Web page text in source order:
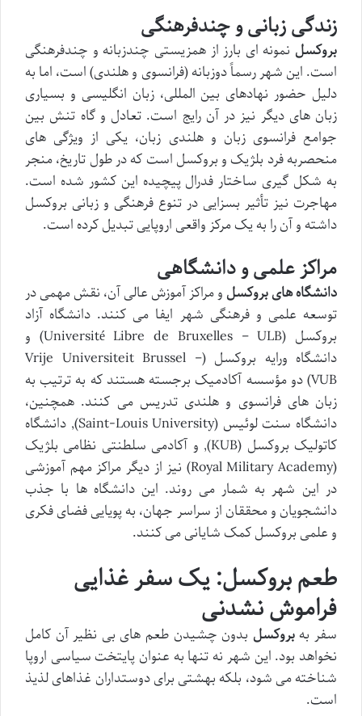
زندگی زبانی و چندفرهنگی
بروکسل نمونه ای بارز از همزیستی چندزبانه و چندفرهنگی
است. این شهر رسماً دوزبانه (فرانسوی و هلندی) است، اما به
دلیل حضور نهادهای بین المللی، زبان انگلیسی و بسیاری
زبان های دیگر نیز در آن رایج است. تعادل و گاه تنش بین
جوامع فرانسوی زبان و هلندی زبان، یکی از ویژگی های
منحصربه فرد بلژیک و بروکسل است که در طول تاریخ، منجر
به شکل گیری ساختار فدرال پیچیده این کشور شده است.
مهاجرت نیز تأثیر بسزایی در تنوع فرهنگی و زبانی بروکسل
داشته و آن را به یک مرکز واقعی اروپایی تبدیل کرده است.
مراکز علمی و دانشگاهی
دانشگاه های بروکسل و مراکز آموزش عالی آن، نقش مهمی در
توسعه علمی و فرهنگی شهر ایفا می کنند. دانشگاه آزاد
بروکسل (Université Libre de Bruxelles – ULB) و
دانشگاه ورایه بروکسل (Vrije Universiteit Brussel –
VUB) دو مؤسسه آکادمیک برجسته هستند که به ترتیب به
زبان های فرانسوی و هلندی تدریس می کنند. همچنین،
دانشگاه سنت لوئیس (Saint-Louis University), دانشگاه
کاتولیک بروکسل (KUB), و آکادمی سلطنتی نظامی بلژیک
(Royal Military Academy) نیز از دیگر مراکز مهم آموزشی
در این شهر به شمار می روند. این دانشگاه ها با جذب
دانشجویان و محققان از سراسر جهان، به پویایی فضای فکری
و علمی بروکسل کمک شایانی می کنند.
طعم بروکسل: یک سفر غذایی
فراموش نشدنی
سفر بهبروکسل بدون چشیدن طعم های بی نظیر آن کامل
نخواهد بود. این شهر نه تنها به عنوان پایتخت سیاسی اروپا
شناخته می شود، بلکه بهشتی برای دوستداران غذاهای لذیذ
است.